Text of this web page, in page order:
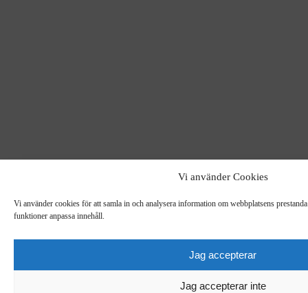
Vi använder Cookies
Vi använder cookies för att samla in och analysera information om webbplatsens
funktioner anpassa innehåll.
Jag accepterar
Jag accepterar inte